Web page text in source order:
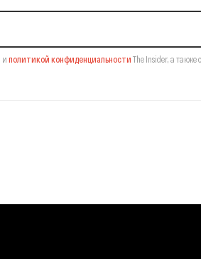
и политикой конфиденциальности The Insider, а также